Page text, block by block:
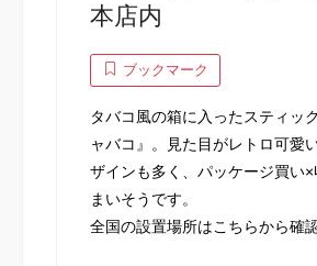
本店内
ブックマーク
タバコ風の箱に入ったスティッ
ャバコ』。見た目がレトロ可愛
ザインも多く、パッケージ買い×
まいそうです。
全国の設置場所はこちらから確